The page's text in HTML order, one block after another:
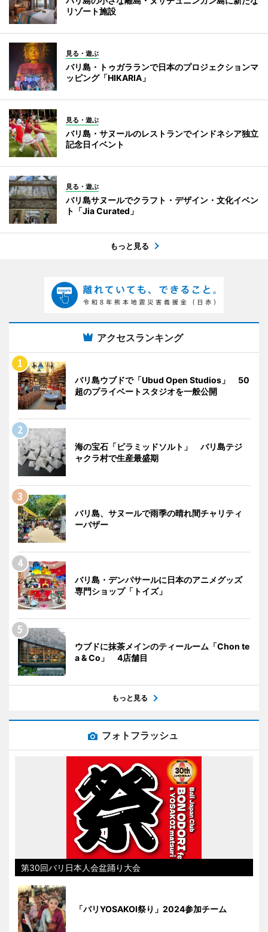
リゾート施設
見る・遊ぶ
バリ島・トゥガラランで日本のプロジェクションマ
ッピング「HIKARIA」
見る・遊ぶ
バリ島・サヌールのレストランでインドネシア独立
記念日イベント
見る・遊ぶ
バリ島サヌールでクラフト・デザイン・文化イベン
ト「Jia Curated」
もっと見る
アクセスランキング
バリ島ウブドで「Ubud Open Studios」 50
超のプライベートスタジオを一般公開
海の宝石「ピラミッドソルト」 バリ島テジ
ャクラ村で生産最盛期
バリ島、サヌールで雨季の晴れ間チャリティ
ーバザー
バリ島・デンパサールに日本のアニメグッズ
専門ショップ「トイズ」
ウブドに抹茶メインのティールーム「Chon te
a & Co」 4店舗目
もっと見る
フォトフラッシュ
第30回バリ日本人会盆踊り大会
「バリYOSAKOI祭り」2024参加チーム